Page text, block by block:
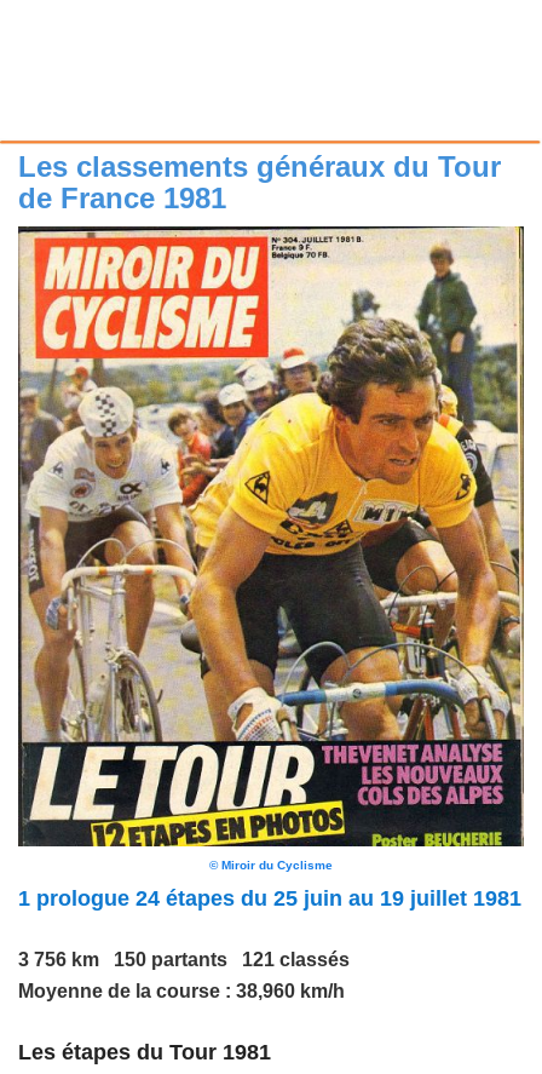
Les classements généraux du Tour
de France 1981
© Miroir du Cyclisme
1 prologue 24 étapes du 25 juin au 19 juillet 1981
3 756 km 150 partants 121 classés
Moyenne de la course : 38,960 km/h
Les étapes du Tour 1981